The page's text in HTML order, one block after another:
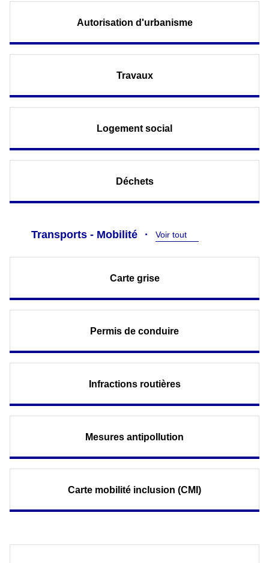
Autorisation d'urbanisme
Travaux
Logement social
Déchets
Transports - Mobilité Voir tout
Carte grise
Permis de conduire
Infractions routières
Mesures antipollution
Carte mobilité inclusion (CMI)